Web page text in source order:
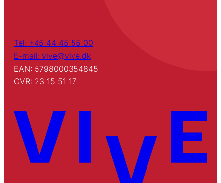
Tel: +45 44 45 55 00
E-mail: vive@vive.dk
EAN: 5798000354845
CVR: 23 15 51 17